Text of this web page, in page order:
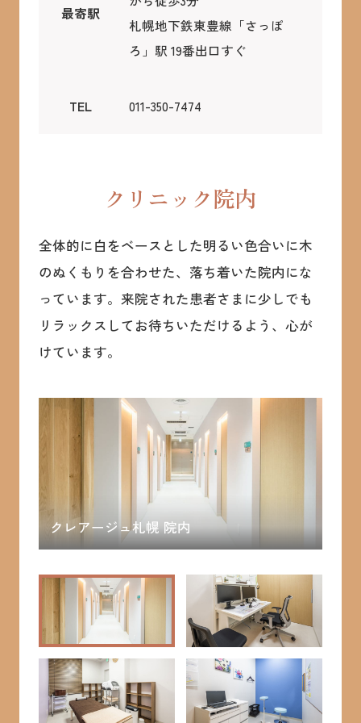
最寄駅
札幌地下鉄東豊線「さっぽ
ろ」駅 19番出口すぐ
TEL 011-350-7474
クリニック院内
全体的に白をベースとした明るい色合いに木
のぬくもりを合わせた、落ち着いた院内にな
っています。来院された患者さまに少しでも
リラックスしてお待ちいただけるよう、心が
けています。
クレアージュ札幌 院内
クレアージュ札幌 診察室①
クレアージュ札幌 施術室
クレアージュ札幌 診察室②
クレアージュ札幌 診察室③